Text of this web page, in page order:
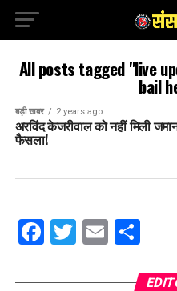
All posts tagged "live
bail
बड़ी खबर 2 years ago
अरविंद केजरीवाल को नहीं मिली
फैसला!
Facebook
Twitter
Email